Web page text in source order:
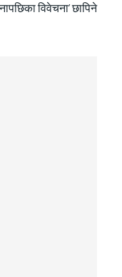
विवेचना’ छापिने